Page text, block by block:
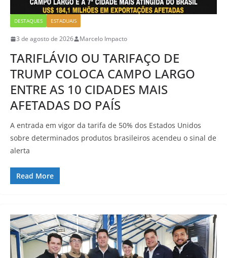
DESTAQUES ESTADUAIS
3 de agosto de 2026 Marcelo Impacto
TARIFLÁVIO OU TARIFAÇO DE
TRUMP COLOCA CAMPO LARGO
ENTRE AS 10 CIDADES MAIS
AFETADAS DO PAÍS
A entrada em vigor da tarifa de 50% dos Estados Unidos
sobre determinados produtos brasileiros acendeu o sinal de
alerta
Read More